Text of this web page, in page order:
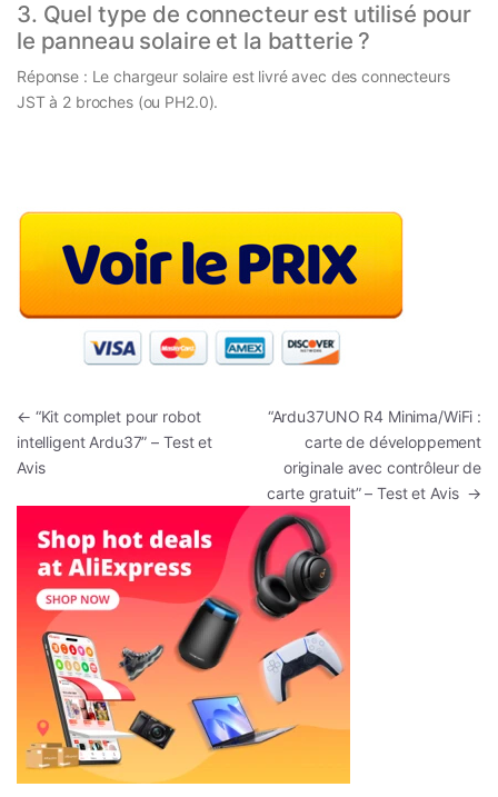
3. Quel type de connecteur est utilisé pour
le panneau solaire et la batterie ?
Réponse : Le chargeur solaire est livré avec des connecteurs
JST à 2 broches (ou PH2.0).
Navigation de l’article
← “Kit complet pour robot
intelligent Ardu37” – Test et
Avis
“Ardu37UNO R4 Minima/WiFi :
carte de développement
originale avec contrôleur de
carte gratuit” – Test et Avis →